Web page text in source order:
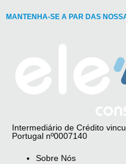
MANTENHA-SE A PAR DAS
Intermediário de Crédito
Portugal nº0007140
Sobre Nós